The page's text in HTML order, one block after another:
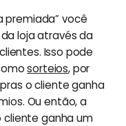
premiada” você
loja através da
Isso pode
sorteios, por
o cliente ganha
Ou então, a
cliente ganha um